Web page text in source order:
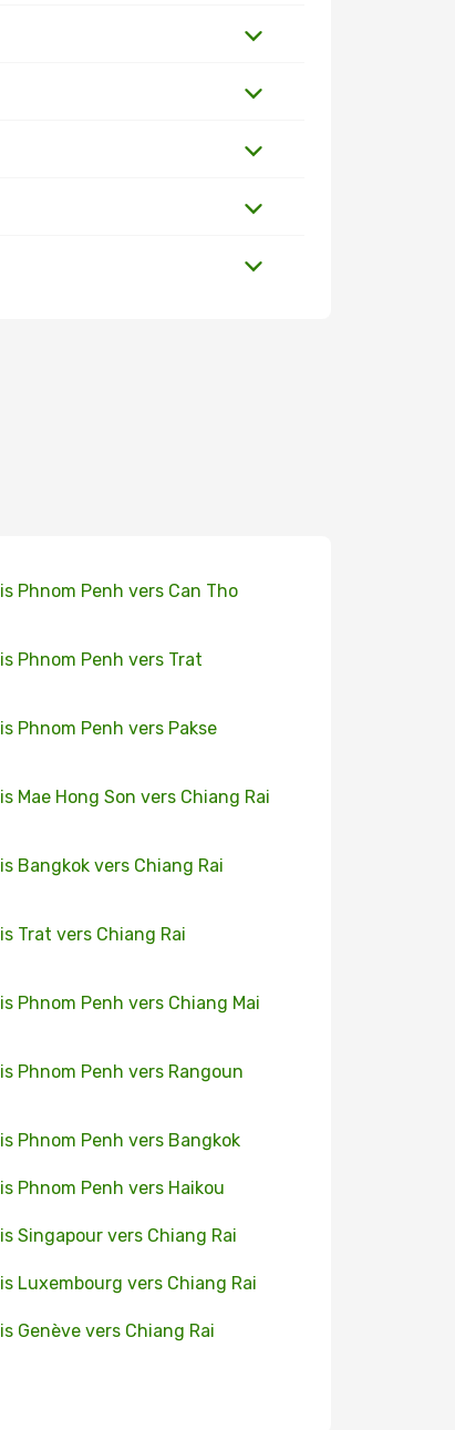
Phnom Penh vers Can Tho
Phnom Penh vers Trat
Phnom Penh vers Pakse
Mae Hong Son vers Chiang Rai
Bangkok vers Chiang Rai
Trat vers Chiang Rai
Phnom Penh vers Chiang Mai
Phnom Penh vers Rangoun
Phnom Penh vers Bangkok
Phnom Penh vers Haikou
Singapour vers Chiang Rai
Luxembourg vers Chiang Rai
Genève vers Chiang Rai